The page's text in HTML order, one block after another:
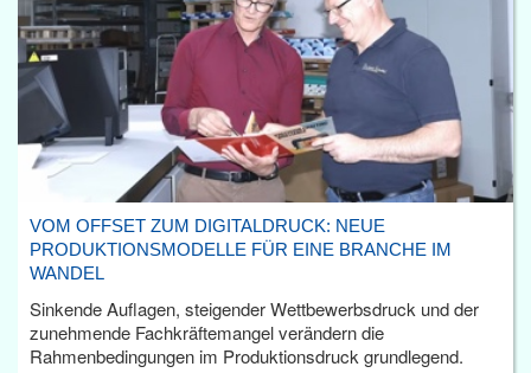
VOM OFFSET ZUM DIGITALDRUCK: NEUE
PRODUKTIONSMODELLE FÜR EINE BRANCHE IM
WANDEL
Sinkende Auflagen, steigender Wettbewerbsdruck und der
zunehmende Fachkräftemangel verändern die
Rahmenbedingungen im Produktionsdruck grundlegend.